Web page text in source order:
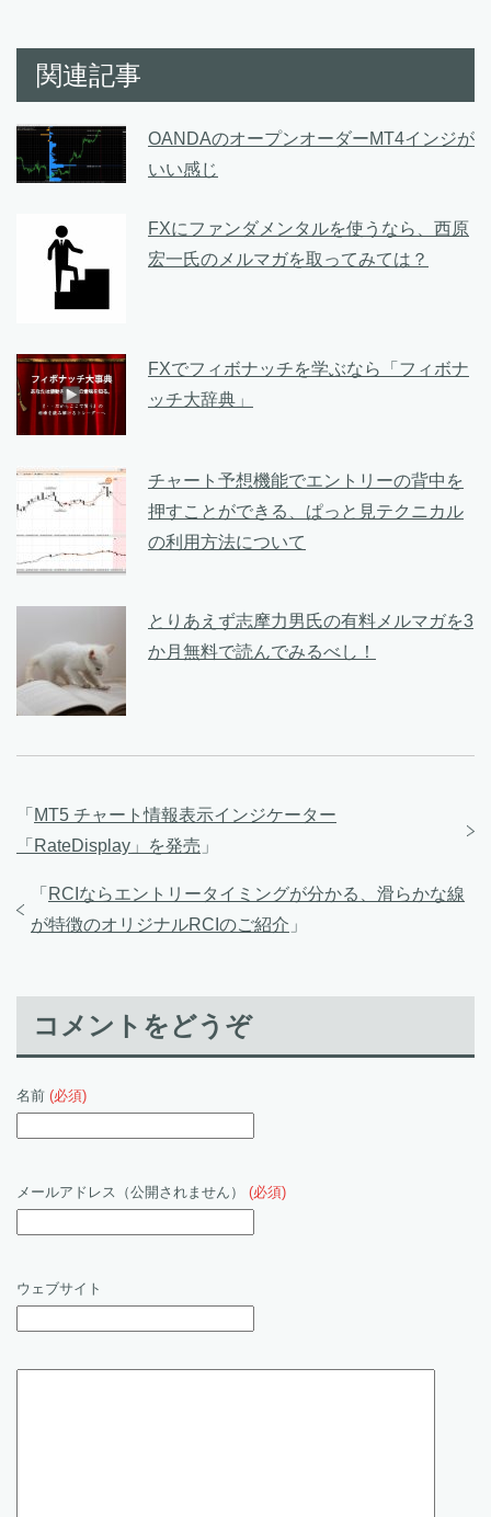
関連記事
OANDAのオープンオーダーMT4インジが
いい感じ
FXにファンダメンタルを使うなら、西原
宏一氏のメルマガを取ってみては？
FXでフィボナッチを学ぶなら「フィボナ
ッチ大辞典」
チャート予想機能でエントリーの背中を
押すことができる、ぱっと見テクニカル
の利用方法について
とりあえず志摩力男氏の有料メルマガを3
か月無料で読んでみるべし！
「 MT5 チャート情報表示インジケーター
「RateDisplay」を発売 」
「 RCIならエントリータイミングが分かる、滑らかな線
が特徴のオリジナルRCIのご紹介 」
コメントをどうぞ
名前 (必須)
メールアドレス（公開されません） (必須)
ウェブサイト